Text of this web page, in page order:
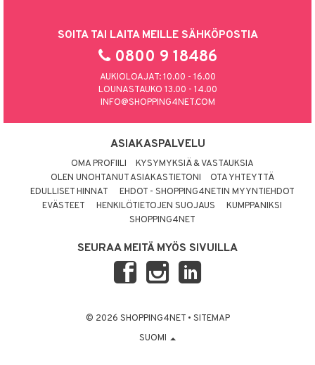
SOITA TAI LAITA MEILLE SÄHKÖPOSTIA
0800 9 18486
AUKIOLOAJAT: 10.00 - 16.00
LOUNASTAUKO 13.00 - 14.00
INFO@SHOPPING4NET.COM
ASIAKASPALVELU
OMA PROFIILI
KYSYMYKSIÄ & VASTAUKSIA
OLEN UNOHTANUT ASIAKASTIETONI
OTA YHTEYTTÄ
EDULLISET HINNAT
EHDOT - SHOPPING4NETIN MYYNTIEHDOT
EVÄSTEET
HENKILÖTIETOJEN SUOJAUS
KUMPPANIKSI
SHOPPING4NET
SEURAA MEITÄ MYÖS SIVUILLA
© 2026 SHOPPING4NET • SITEMAP
SUOMI